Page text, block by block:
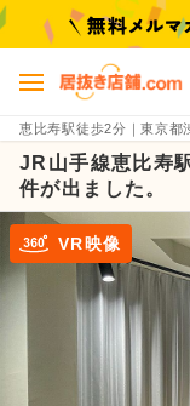
恵比寿駅徒歩2分｜東京
JR山手線恵比寿
件が出ました。
VR映像